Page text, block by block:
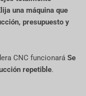
una máquina que
presupuesto y
CNC funcionará Se
repetible.